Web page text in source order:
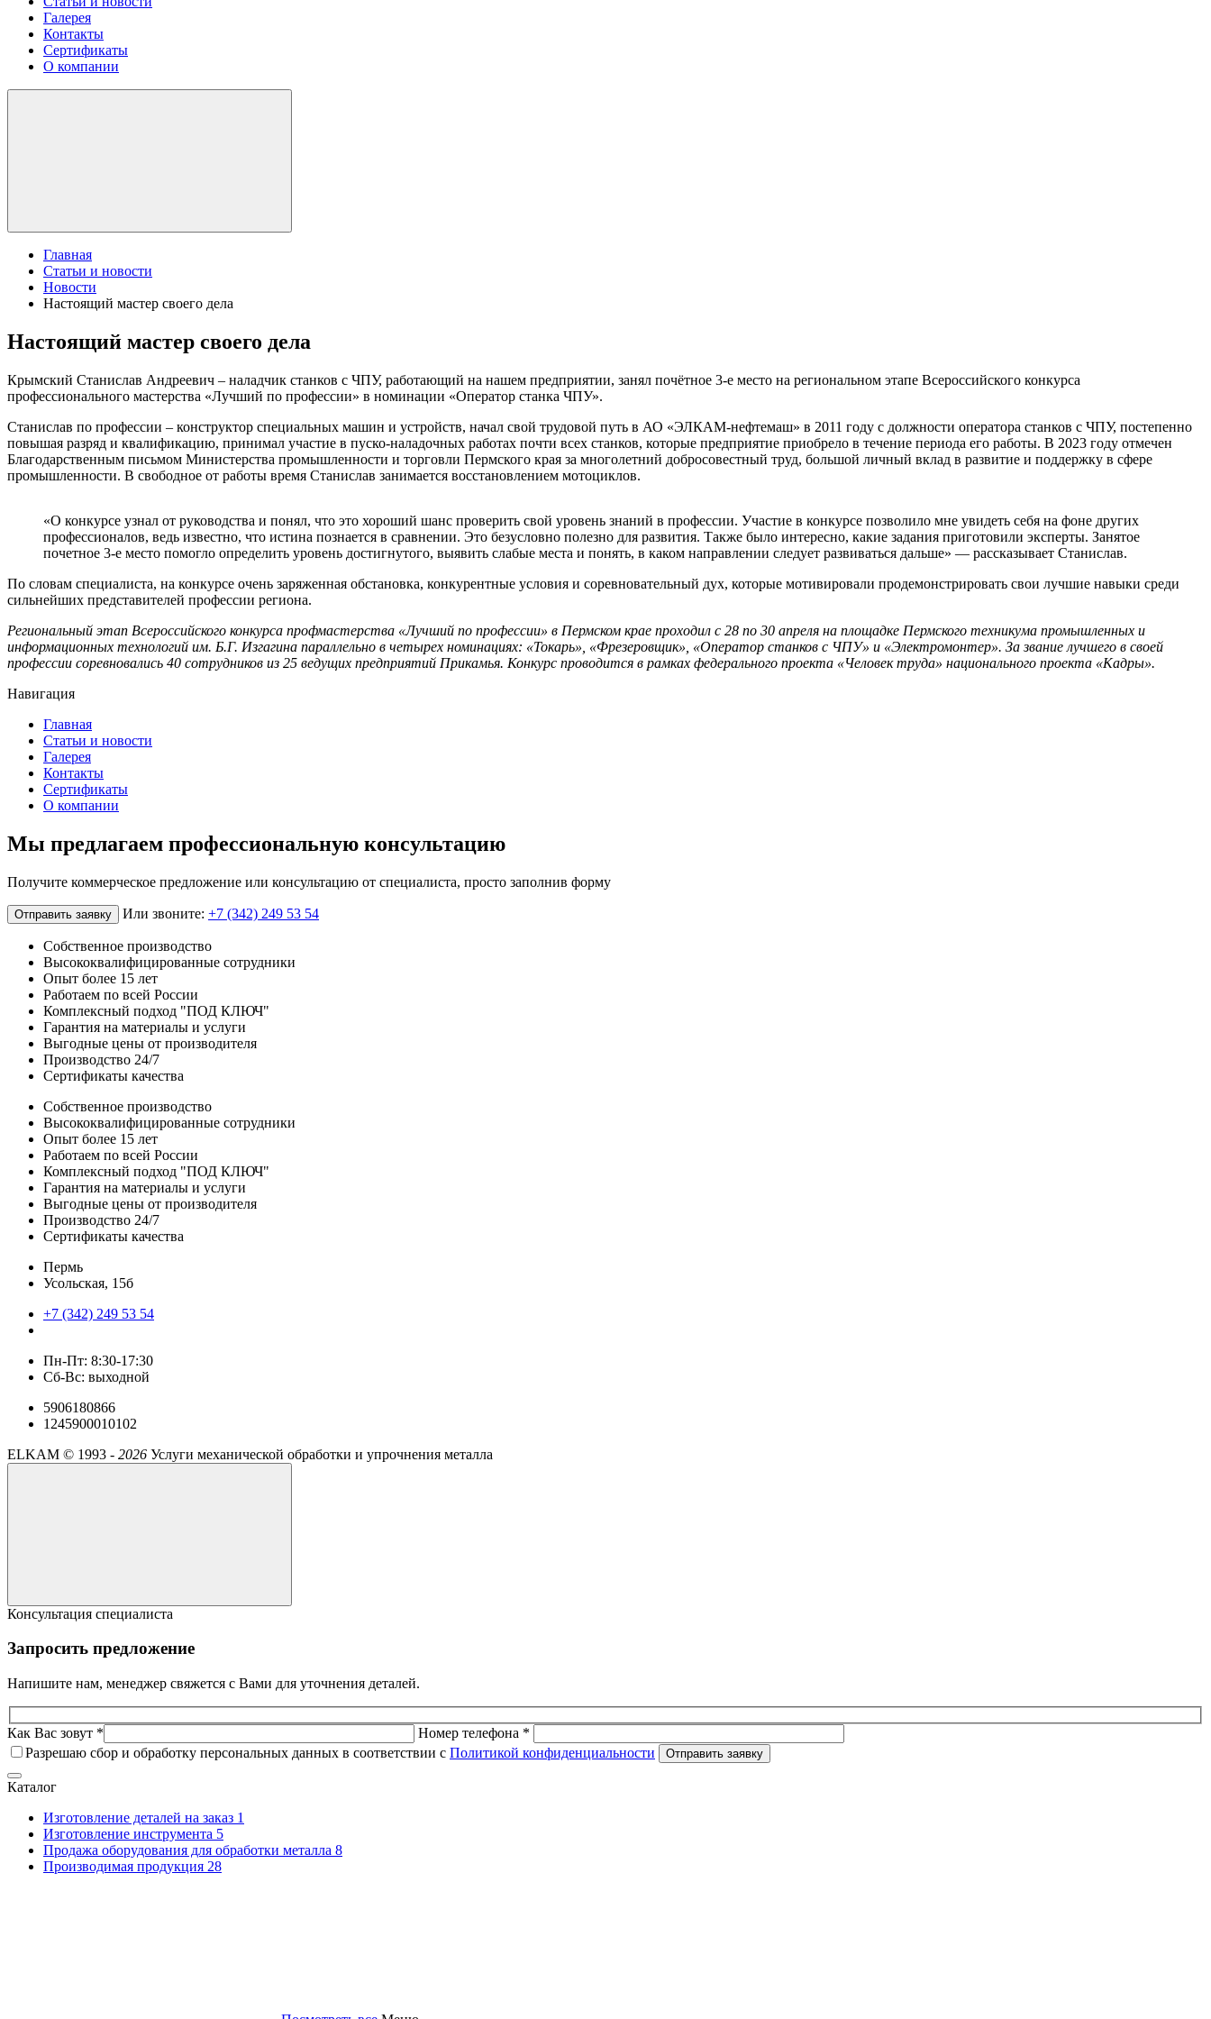
Галерея
Контакты
Сертификаты
О компании
Главная
Статьи и новости
Новости
Настоящий мастер своего дела
Настоящий мастер своего дела
Крымский Станислав Андреевич – наладчик станков с ЧПУ, работающий на нашем предприятии, занял почётное 3-е место на региональном этапе Всероссийского конкурса
профессионального мастерства «Лучший по профессии» в номинации «Оператор станка ЧПУ».
Станислав по профессии – конструктор специальных машин и устройств, начал свой трудовой путь в АО «ЭЛКАМ-нефтемаш» в 2011 году с должности оператора станков с ЧПУ, постепенно
повышая разряд и квалификацию, принимал участие в пуско-наладочных работах почти всех станков, которые предприятие приобрело в течение периода его работы. В 2023 году отмечен
Благодарственным письмом Министерства промышленности и торговли Пермского края за многолетний добросовестный труд, большой личный вклад в развитие и поддержку в сфере
промышленности. В свободное от работы время Станислав занимается восстановлением мотоциклов.
«О конкурсе узнал от руководства и понял, что это хороший шанс проверить свой уровень знаний в профессии. Участие в конкурсе позволило мне увидеть себя на фоне других
профессионалов, ведь известно, что истина познается в сравнении. Это безусловно полезно для развития. Также было интересно, какие задания приготовили эксперты. Занятое
почетное 3-е место помогло определить уровень достигнутого, выявить слабые места и понять, в каком направлении следует развиваться дальше» — рассказывает Станислав.
По словам специалиста, на конкурсе очень заряженная обстановка, конкурентные условия и соревновательный дух, которые мотивировали продемонстрировать свои лучшие навыки среди
сильнейших представителей профессии региона.
Региональный этап Всероссийского конкурса профмастерства «Лучший по профессии» в Пермском крае проходил с 28 по 30 апреля на площадке Пермского техникума промышленных и
информационных технологий им. Б.Г. Изгагина параллельно в четырех номинациях: «Токарь», «Фрезеровщик», «Оператор станков с ЧПУ» и «Электромонтер». За звание лучшего в своей
профессии соревновались 40 сотрудников из 25 ведущих предприятий Прикамья. Конкурс проводится в рамках федерального проекта «Человек труда» национального проекта «Кадры».
Навигация
Главная
Статьи и новости
Галерея
Контакты
Сертификаты
О компании
Мы предлагаем профессиональную консультацию
Получите коммерческое предложение или консультацию от специалиста, просто заполнив форму
Отправить заявку Или звоните: +7 (342) 249 53 54
Собственное производство
Высококвалифицированные сотрудники
Опыт более 15 лет
Работаем по всей России
Комплексный подход "ПОД КЛЮЧ"
Гарантия на материалы и услуги
Выгодные цены от производителя
Производство 24/7
Сертификаты качества
Собственное производство
Высококвалифицированные сотрудники
Опыт более 15 лет
Работаем по всей России
Комплексный подход "ПОД КЛЮЧ"
Гарантия на материалы и услуги
Выгодные цены от производителя
Производство 24/7
Сертификаты качества
Пермь
Усольская, 15б
+7 (342) 249 53 54
Пн-Пт: 8:30-17:30
Сб-Вс: выходной
5906180866
1245900010102
ELKAM © 1993 - 2026 Услуги механической обработки и упрочнения металла
Консультация специалиста
Запросить предложение
Напишите нам, менеджер свяжется с Вами для уточнения деталей.
Как Вас зовут *
Номер телефона *
Разрешаю сбор и обработку персональных данных в соответствии с Политикой конфиденциальности Отправить заявку
Каталог
Изготовление деталей на заказ 1
Изготовление инструмента 5
Продажа оборудования для обработки металла 8
Производимая продукция 28